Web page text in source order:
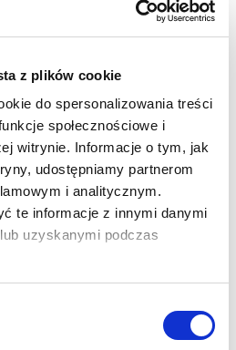
z plików cookie
do spersonalizowania treści
społecznościowe i
witrynie. Informacje o tym, jak
udostępniamy partnerom
i analitycznym.
te informacje z innymi danymi
uzyskanymi podczas